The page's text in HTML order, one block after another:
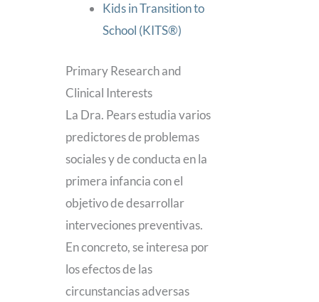
Kids in Transition to
School (KITS®)
Primary Research and
Clinical Interests
La Dra. Pears estudia varios
predictores de problemas
sociales y de conducta en la
primera infancia con el
objetivo de desarrollar
interveciones preventivas.
En concreto, se interesa por
los efectos de las
circunstancias adversas